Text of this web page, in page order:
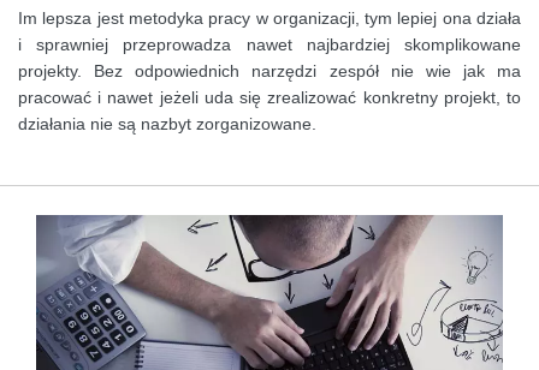
Im lepsza jest metodyka pracy w organizacji, tym lepiej ona działa
i sprawniej przeprowadza nawet najbardziej skomplikowane
projekty. Bez odpowiednich narzędzi zespół nie wie jak ma
pracować i nawet jeżeli uda się zrealizować konkretny projekt, to
działania nie są nazbyt zorganizowane.